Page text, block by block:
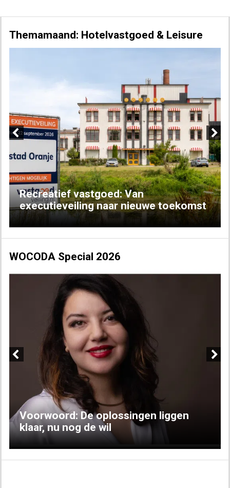
Themamaand: Hotelvastgoed & Leisure
Recreatief vastgoed: Van
executieveiling naar nieuwe toekomst
Next
WOCODA Special 2026
Voorwoord: De oplossingen liggen
klaar, nu nog de wil